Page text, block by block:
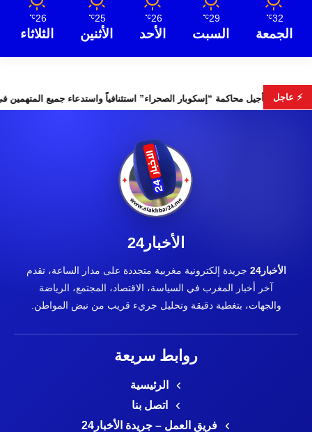
32
℃
الجمعة
29
℃
السبت
26
℃
الأحد
25
℃
الأثنين
26
℃
الثلاثاء
⚡ عاجل
التشريعية تأجيل محاكمة “إسكوبار الصحراء” استئنافياً
الأخبار24
الأخبار24
جريدة إلكترونية مغربية متجددة على مدار الساعة، تقدم
آخر أخبار المغرب في السياسة، الاقتصاد، المجتمع، الرياضة
والجهات، بتغطية دقيقة وتحليل جريء قريب من نبض المواطن.
روابط سريعة
الرئيسية
اتصل بنا
فريق العمل – جريدة الأخبار24